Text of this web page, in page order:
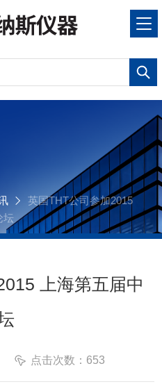
英国THT公司参加2015
坛
上海第五届中
点击次数：653